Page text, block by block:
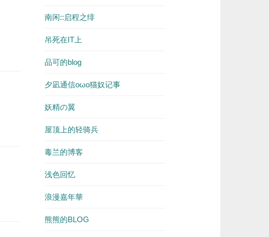
南闲::启程之绯
吊死在IT上
品可的blog
夕凪通信oωo猫奴记事
妖精の翼
屋顶上的轻骑兵
毒兰的博客
浅色回忆
浪漫嘉年華
熊熊的BLOG